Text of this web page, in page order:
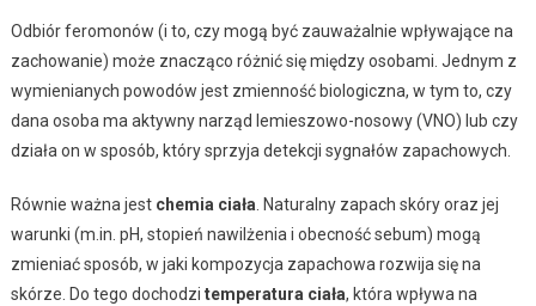
Odbiór feromonów (i to, czy mogą być zauważalnie wpływające na
zachowanie) może znacząco różnić się między osobami. Jednym z
wymienianych powodów jest zmienność biologiczna, w tym to, czy
dana osoba ma aktywny narząd lemieszowo-nosowy (VNO) lub czy
działa on w sposób, który sprzyja detekcji sygnałów zapachowych.
Równie ważna jest chemia ciała . Naturalny zapach skóry oraz jej
warunki (m.in. pH, stopień nawilżenia i obecność sebum) mogą
zmieniać sposób, w jaki kompozycja zapachowa rozwija się na
skórze. Do tego dochodzi temperatura ciała, która wpływa na